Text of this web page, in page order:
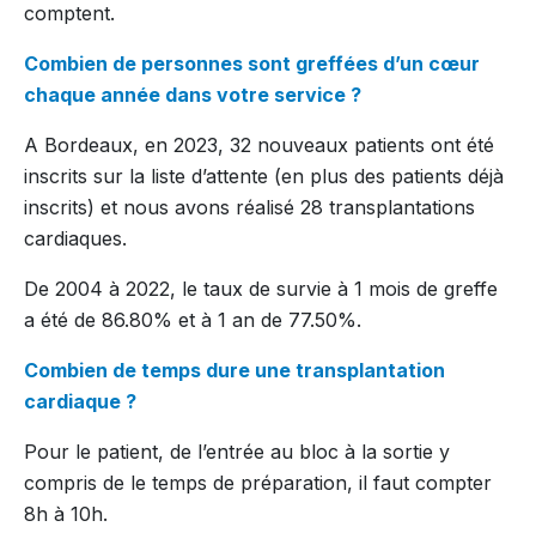
comptent.
Combien de personnes sont greffées d’un cœur
chaque année dans votre service ?
A Bordeaux, en 2023, 32 nouveaux patients ont été
inscrits sur la liste d’attente (en plus des patients déjà
inscrits) et nous avons réalisé 28 transplantations
cardiaques.
De 2004 à 2022, le taux de survie à 1 mois de greffe
a été de 86.80% et à 1 an de 77.50%.
Combien de temps dure une transplantation
cardiaque ?
Pour le patient, de l’entrée au bloc à la sortie y
compris de le temps de préparation, il faut compter
8h à 10h.